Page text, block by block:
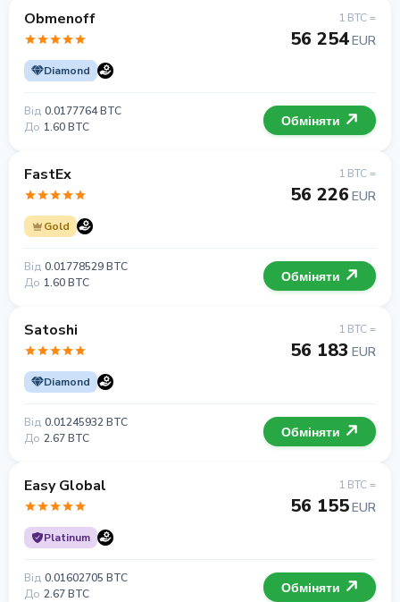
Obmenoff
Diamond
1 BTC =
56 254EUR
Від 0.0177764 BTC
До 1.60 BTC Обміняти
FastEx
Gold
1 BTC =
56 226 EUR
Від 0.01778529 BTC
До 1.60 BTC Обміняти
Satoshi
Diamond
1 BTC =
56 183 EUR
Від 0.01245932 BTC
До 2.67 BTC Обміняти
Easy Global
Platinum
1 BTC =
56 155EUR
Від 0.01602705 BTC
До 2.67 BTC Обміняти